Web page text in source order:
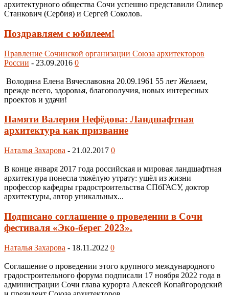
архитектурного общества Сочи успешно представили Оливер
Станкович (Сербия) и Сергей Соколов.
Поздравляем с юбилеем!
Правление Сочинской организации Союза архитекторов
России - 23.09.2016 0
Володина Елена Вячеславовна 20.09.1961 55 лет Желаем,
прежде всего, здоровья, благополучия, новых интересных
проектов и удачи!
Памяти Валерия Нефёдова: Ландшафтная
архитектура как призвание
Наталья Захарова - 21.02.2017 0
В конце января 2017 года российская и мировая ландшафтная
архитектура понесла тяжёлую утрату: ушёл из жизни
профессор кафедры градостроительства СПбГАСУ, доктор
архитектуры, автор уникальных...
Подписано соглашение о проведении в Сочи
фестиваля «Эко-берег 2023».
Наталья Захарова - 18.11.2022 0
Соглашение о проведении этого крупного международного
градостроительного форума подписали 17 ноября 2022 года в
администрации Сочи глава курорта Алексей Копайгородский